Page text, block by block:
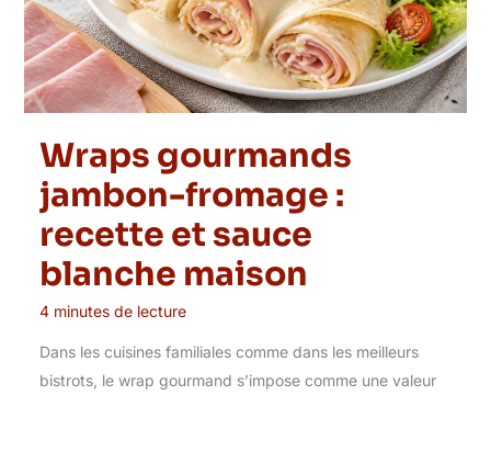
Wraps gourmands
jambon-fromage :
recette et sauce
blanche maison
4 minutes de lecture
Dans les cuisines familiales comme dans les meilleurs
bistrots, le wrap gourmand s’impose comme une valeur